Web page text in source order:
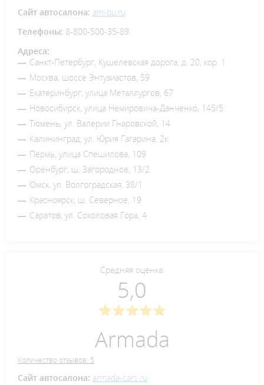
Сайт автосалона: am-bu.ru
Телефоны: 8-800-500-35-89.
Адреса:
Санкт-Петербург, Кушелевская дорога, д. 20, кор. 1
Москва, шоссе Энтузиастов, 59
Екатеринбург, улица Металлургов, 67
Новосибирск, улица Немировича-Данченко, 145/5
Тюмень, ул. Валерии Гнаровской, 14
Калининград, ул. Юрия Гагарина, 2к
Пермь, улица Спешилова, 109
Оренбург, ш. Загородное, 13/2
Омск, ул. Волгоградская, 38/1
Красноярск, ш. Северное, 19
Саратов, ул. Соколовая Гора, 4
Средняя оценка:
5,0
Armada
Количество отзывов: 5
Сайт автосалона: armada-cars.ru